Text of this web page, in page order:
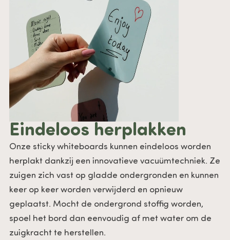
Eindeloos herplakken
Onze sticky whiteboards kunnen eindeloos worden
herplakt dankzij een innovatieve vacuümtechniek. Ze
zuigen zich vast op gladde ondergronden en kunnen
keer op keer worden verwijderd en opnieuw
geplaatst. Mocht de ondergrond stoffig worden,
spoel het bord dan eenvoudig af met water om de
zuigkracht te herstellen.